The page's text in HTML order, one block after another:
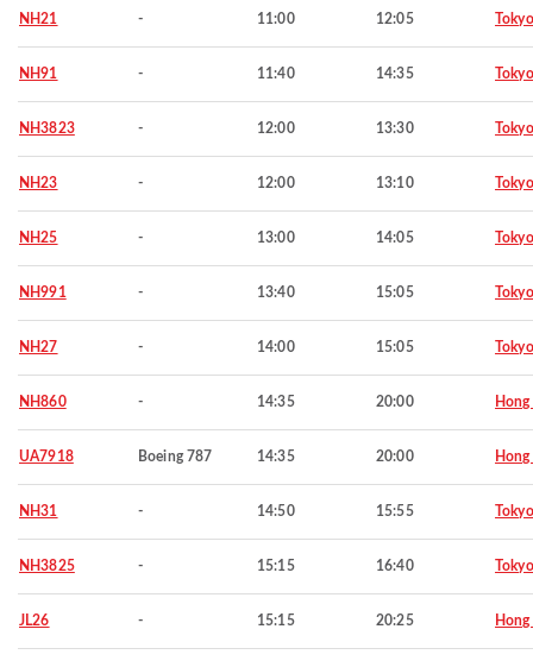
NH21 - 11:00 12:05 Tokyo
NH91 - 11:40 14:35 Tokyo
NH3823 - 12:00 13:30 Tokyo
NH23 - 12:00 13:10 Tokyo
NH25 - 13:00 14:05 Tokyo
NH991 - 13:40 15:05 Tokyo
NH27 - 14:00 15:05 Tokyo
NH860 - 14:35 20:00
UA7918 Boeing 787 14:35 20:00
NH31 - 14:50 15:55 Tokyo
NH3825 - 15:15 16:40 Tokyo
JL26 - 15:15 20:25